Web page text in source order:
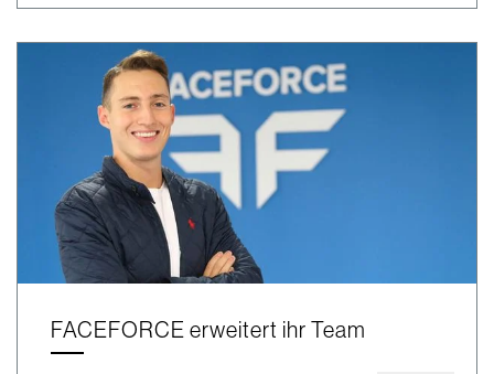
FACEFORCE erweitert ihr Team